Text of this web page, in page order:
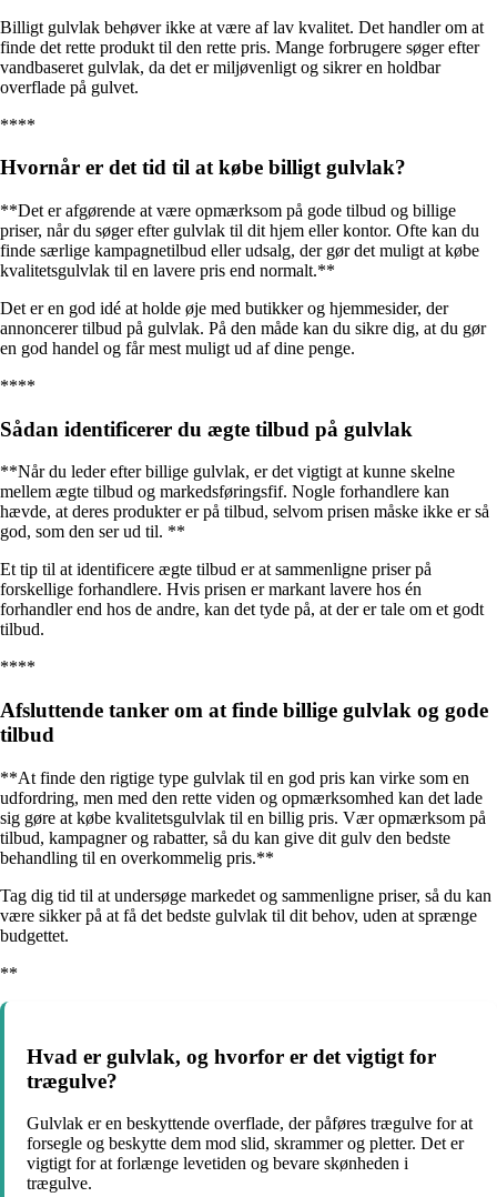
Billigt gulvlak behøver ikke at være af lav kvalitet. Det handler om at
finde det rette produkt til den rette pris. Mange forbrugere søger efter
vandbaseret gulvlak, da det er miljøvenligt og sikrer en holdbar
overflade på gulvet.
****
Hvornår er det tid til at købe billigt gulvlak?
**Det er afgørende at være opmærksom på gode tilbud og billige
priser, når du søger efter gulvlak til dit hjem eller kontor. Ofte kan du
finde særlige kampagnetilbud eller udsalg, der gør det muligt at købe
kvalitetsgulvlak til en lavere pris end normalt.**
Det er en god idé at holde øje med butikker og hjemmesider, der
annoncerer tilbud på gulvlak. På den måde kan du sikre dig, at du gør
en god handel og får mest muligt ud af dine penge.
****
Sådan identificerer du ægte tilbud på gulvlak
**Når du leder efter billige gulvlak, er det vigtigt at kunne skelne
mellem ægte tilbud og markedsføringsfif. Nogle forhandlere kan
hævde, at deres produkter er på tilbud, selvom prisen måske ikke er så
god, som den ser ud til. **
Et tip til at identificere ægte tilbud er at sammenligne priser på
forskellige forhandlere. Hvis prisen er markant lavere hos én
forhandler end hos de andre, kan det tyde på, at der er tale om et godt
tilbud.
****
Afsluttende tanker om at finde billige gulvlak og gode
tilbud
**At finde den rigtige type gulvlak til en god pris kan virke som en
udfordring, men med den rette viden og opmærksomhed kan det lade
sig gøre at købe kvalitetsgulvlak til en billig pris. Vær opmærksom på
tilbud, kampagner og rabatter, så du kan give dit gulv den bedste
behandling til en overkommelig pris.**
Tag dig tid til at undersøge markedet og sammenligne priser, så du kan
være sikker på at få det bedste gulvlak til dit behov, uden at sprænge
budgettet.
**
Hvad er gulvlak, og hvorfor er det vigtigt for
trægulve?
Gulvlak er en beskyttende overflade, der påføres trægulve for at
forsegle og beskytte dem mod slid, skrammer og pletter. Det er
vigtigt for at forlænge levetiden og bevare skønheden i
trægulve.